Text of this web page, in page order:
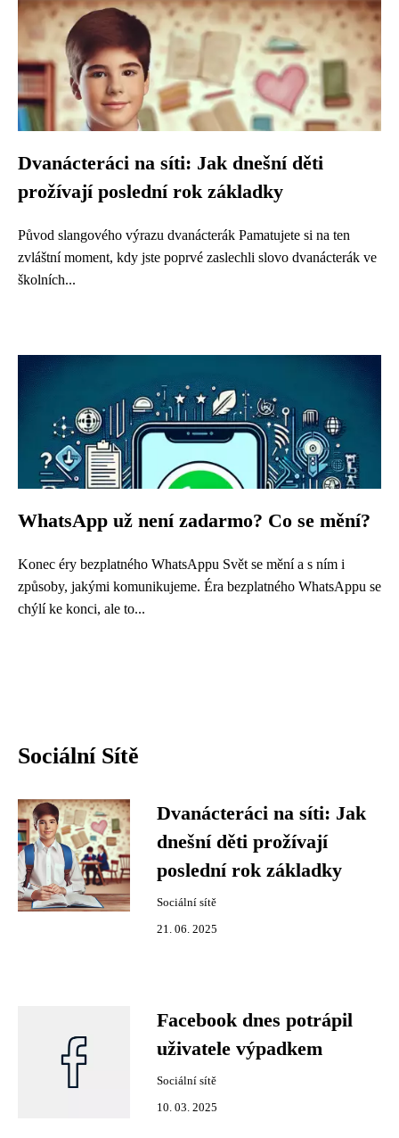
Dvanácteráci na síti: Jak dnešní děti
prožívají poslední rok základky
Původ slangového výrazu dvanácterák Pamatujete si na ten
zvláštní moment, kdy jste poprvé zaslechli slovo dvanácterák ve
školních...
WhatsApp už není zadarmo? Co se mění?
Konec éry bezplatného WhatsAppu Svět se mění a s ním i
způsoby, jakými komunikujeme. Éra bezplatného WhatsAppu se
chýlí ke konci, ale to...
Sociální Sítě
Dvanácteráci na síti: Jak
dnešní děti prožívají
poslední rok základky
Sociální sítě
21. 06. 2025
Facebook dnes potrápil
uživatele výpadkem
Sociální sítě
10. 03. 2025